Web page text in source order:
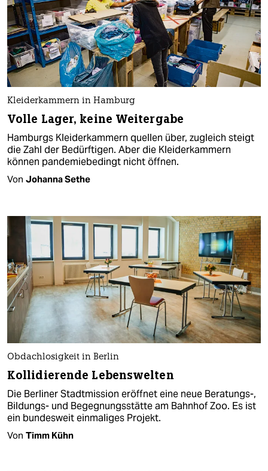
Kleiderkammern in Hamburg
Volle Lager, keine Weitergabe
Hamburgs Kleiderkammern quellen über, zugleich steigt
die Zahl der Bedürftigen. Aber die Kleiderkammern
können pandemiebedingt nicht öffnen.
Von Johanna Sethe
Obdachlosigkeit in Berlin
Kollidierende Lebenswelten
Die Berliner Stadtmission eröffnet eine neue Beratungs-,
Bildungs- und Begegnungsstätte am Bahnhof Zoo. Es ist
ein bundesweit einmaliges Projekt.
Von Timm Kühn